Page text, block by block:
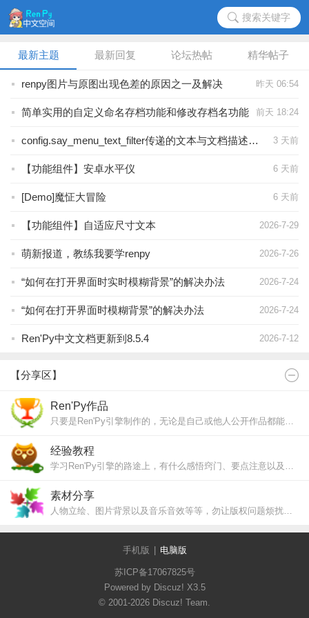
搜索关键字
最新主题 最新回复 论坛热帖 精华帖子
昨天 06:54
renpy图片与原图出现色差的原因之一及解决
前天 18:24
简单实用的自定义命名存档功能和修改存档名功能
3 天前
config.say_menu_text_filter传递的文本与文档描述不符的情况
6 天前
【功能组件】安卓水平仪
6 天前
[Demo]魔怔大冒险
2026-7-29
【功能组件】自适应尺寸文本
2026-7-26
萌新报道，教练我要学renpy
2026-7-24
“如何在打开界面时实时模糊背景”的解决办法
2026-7-24
“如何在打开界面时模糊背景”的解决办法
2026-7-12
Ren'Py中文文档更新到8.5.4
【分享区】
Ren'Py作品
只要是Ren'Py引擎制作的，无论是自己或他人公开作品都能发表这里来，哪怕是Demo版。
经验教程
学习Ren'Py引擎的路途上，有什么感悟窍门、要点注意以及工具软件，分享出来吧！
素材分享
人物立绘、图片背景以及音乐音效等等，勿让版权问题烦扰你的作品。
手机版 电脑版
苏ICP备17067825号
Powered by Discuz! X3.5
© 2001-2026 Discuz! Team.